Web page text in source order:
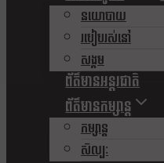
នយោបាយ
របៀបរស់នៅ
សង្គម
ព័ត៌មានអន្តរជាតិ
ព័ត៌មានកម្សាន្ត
កម្សាន្ត
សិល្បៈ